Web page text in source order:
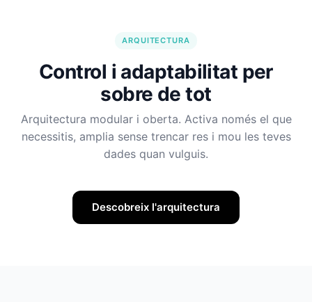
ARQUITECTURA
Control i adaptabilitat per
sobre de tot
Arquitectura modular i oberta. Activa només el que
necessitis, amplia sense trencar res i mou les teves
dades quan vulguis.
Descobreix l'arquitectura